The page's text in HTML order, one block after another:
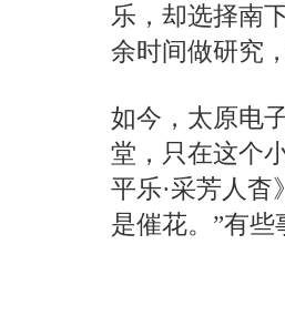
乐，却选择南
余时间做研究
如今，太原电
堂，只在这个
平乐·采芳人杳
是催花。”有